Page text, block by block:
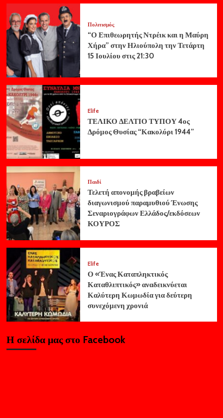
Πολιτισμός
“Ο Επιθεωρητής Ντρέικ και η Μαύρη
Χήρα” στην Ηλιούπολη την Τετάρτη
15 Ιουλίου στις 21:30
Elife
ΤΕΛΙΚΟ ΔΕΛΤΙΟ ΤΥΠΟΥ 4ος
Δρόμος Θυσίας “Κακολύρι 1944”
Παιδί
Τελετή απονομής βραβείων
διαγωνισμού παραμυθιού Ένωσης
Σεναριογράφων Ελλάδος/εκδόσεων
ΚΟΥΡΟΣ
Elife
Ο «Ένας Καταπληκτικός
Καταθλιπτικός» αναδεικνύεται
Καλύτερη Κωμωδία για δεύτερη
συνεχόμενη χρονιά
Η σελίδα μας στο Facebook